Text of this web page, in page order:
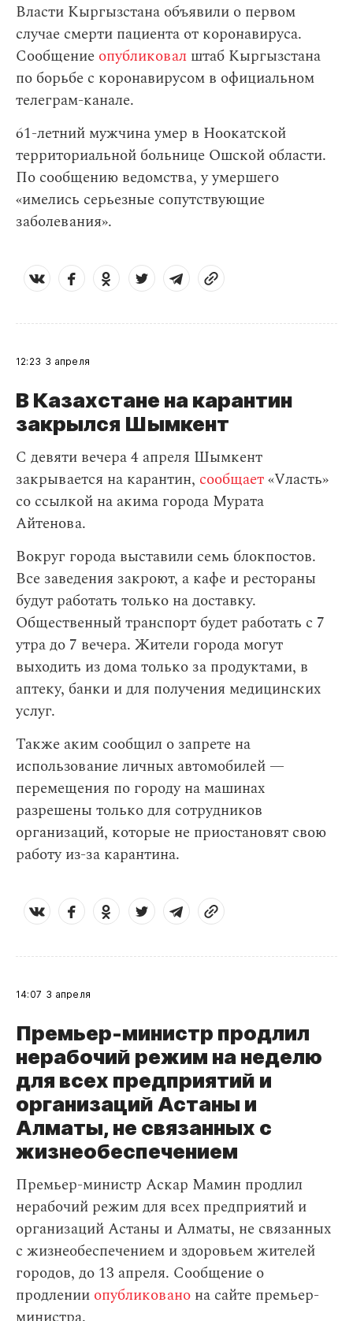
Власти Кыргызстана объявили о первом
случае смерти пациента от коронавируса.
Сообщение опубликовал штаб Кыргызстана
по борьбе с коронавирусом в официальном
телеграм-канале.
61-летний мужчина умер в Ноокатской
территориальной больнице Ошской области.
По сообщению ведомства, у умершего
«имелись серьезные сопутствующие
заболевания».
12:23 3 апреля
В Казахстане на карантин
закрылся Шымкент
С девяти вечера 4 апреля Шымкент
закрывается на карантин, сообщает«Vласть»
со ссылкой на акима города Мурата
Айтенова.
Вокруг города выставили семь блокпостов.
Все заведения закроют, а кафе и рестораны
будут работать только на доставку.
Общественный транспорт будет работать с 7
утра до 7 вечера. Жители города могут
выходить из дома только за продуктами, в
аптеку, банки и для получения медицинских
услуг.
Также аким сообщил о запрете на
использование личных автомобилей —
перемещения по городу на машинах
разрешены только для сотрудников
организаций, которые не приостановят свою
работу из-за карантина.
14:07 3 апреля
Премьер-министр продлил
нерабочий режим на неделю
для всех предприятий и
организаций Астаны и
Алматы, не связанных с
жизнеобеспечением
Премьер-министр Аскар Мамин продлил
нерабочий режим для всех предприятий и
организаций Астаны и Алматы, не связанных
с жизнеобеспечением и здоровьем жителей
городов, до 13 апреля. Сообщение о
продлении опубликовано на сайте премьер-